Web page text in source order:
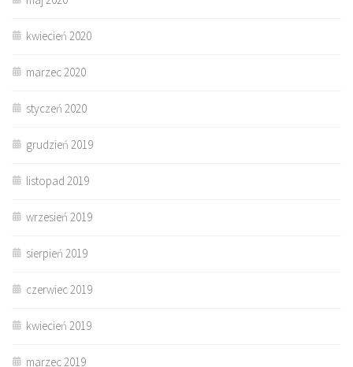
kwiecień 2020
marzec 2020
styczeń 2020
grudzień 2019
listopad 2019
wrzesień 2019
sierpień 2019
czerwiec 2019
kwiecień 2019
marzec 2019